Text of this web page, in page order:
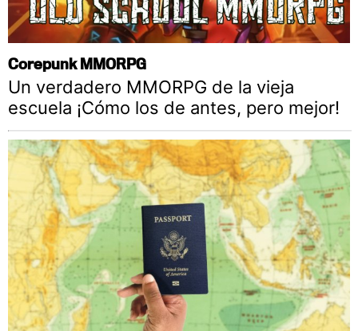
Corepunk MMORPG
Un verdadero MMORPG de la vieja
escuela ¡Cómo los de antes, pero mejor!